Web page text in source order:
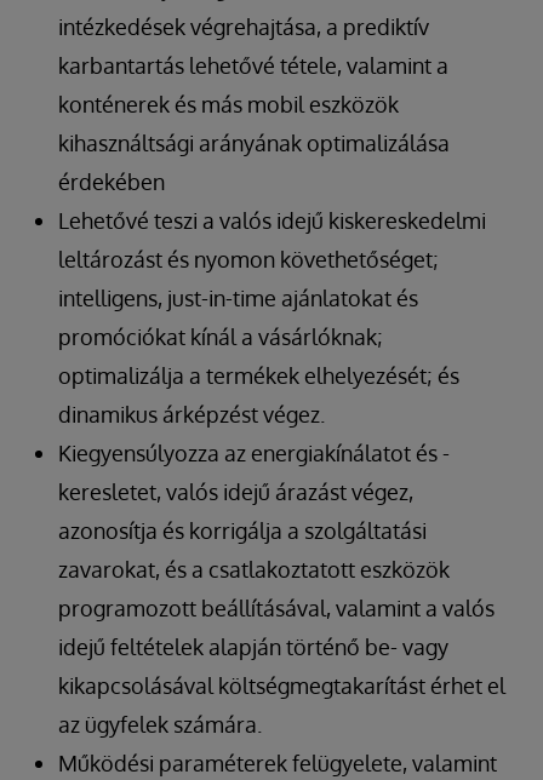
intézkedések végrehajtása, a prediktív
karbantartás lehetővé tétele, valamint a
konténerek és más mobil eszközök
kihasználtsági arányának optimalizálása
érdekében
Lehetővé teszi a valós idejű kiskereskedelmi
leltározást és nyomon követhetőséget;
intelligens, just-in-time ajánlatokat és
promóciókat kínál a vásárlóknak;
optimalizálja a termékek elhelyezését; és
dinamikus árképzést végez.
Kiegyensúlyozza az energiakínálatot és -
keresletet, valós idejű árazást végez,
azonosítja és korrigálja a szolgáltatási
zavarokat, és a csatlakoztatott eszközök
programozott beállításával, valamint a valós
idejű feltételek alapján történő be- vagy
kikapcsolásával költségmegtakarítást érhet el
az ügyfelek számára.
Működési paraméterek felügyelete, valamint